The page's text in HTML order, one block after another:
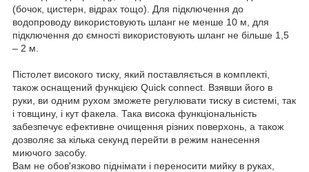
(бочок, цистерн, відрах тощо). Для підключення до
водопроводу використовують шланг не менше 10 м, для
підключення до ємності використовують шланг не більше 1,5
– 2 м.
Пістолет високого тиску, який поставляється в комплекті,
також оснащений функцією Quick connect. Взявши його в
руки, ви одним рухом зможете регулювати тиску в системі, так
і товщину, і кут факела. Така висока функціональність
забезпечує ефективне очищення різних поверхонь, а також
дозволяє за кілька секунд перейти в режим нанесення
миючого засобу.
Вам не обов'язково піднімати і переносити мийку в руках,